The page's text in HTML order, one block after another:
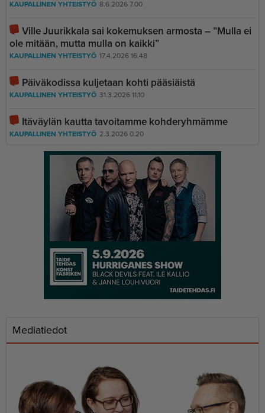
KAUPALLINEN YHTEISTYÖ 8.6.2026 7.00
Ville Juurikkala sai kokemuksen armosta – ”Mulla ei
ole mitään, mutta mulla on kaikki”
KAUPALLINEN YHTEISTYÖ 17.4.2026 16.48
Päiväkodissa kuljetaan kohti pääsiäistä
KAUPALLINEN YHTEISTYÖ 31.3.2026 11.10
Itäväylän kautta tavoitamme kohderyhmämme
KAUPALLINEN YHTEISTYÖ 2.3.2026 0.20
Mediatiedot